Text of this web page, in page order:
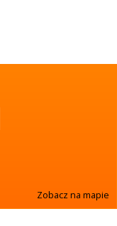
Zobacz na mapie